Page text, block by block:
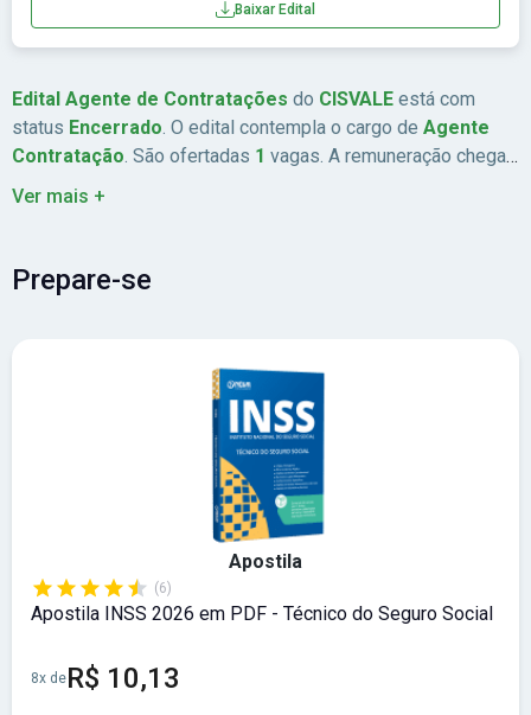
Baixar Edital
Edital Agente de Contratações do CISVALE está com
status Encerrado. O edital contempla o cargo de Agente
Contratação. São ofertadas 1 vagas. A remuneração chega
a
Até R$ 4.000,00
inscrição éR$ 145,00
Ver mais +
Prepare-se
Apostila
(6)
Apostila INSS 2026 em PDF - Técnico do Seguro Social
8x deR$ 10,13